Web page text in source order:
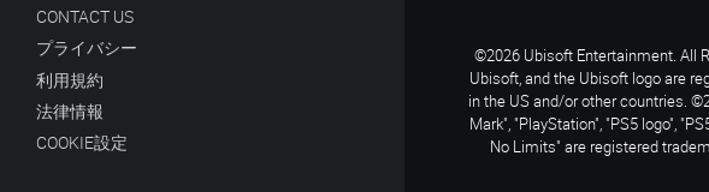
CONTACT US
プライバシー
利用規約
法律情報
COOKIE設定
©2026 Ubisoft Entertainment. All
Ubisoft, and the Ubisoft logo are
in the US and/or other countries.
Mark", "PlayStation", "PS5 logo",
No Limits" are registered